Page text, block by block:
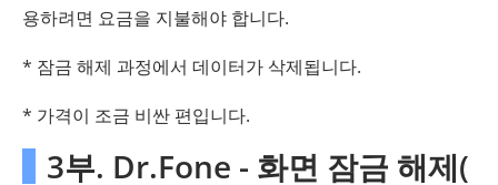
용하려면 요금을 지불해야 합니다.
* 잠금 해제 과정에서 데이터가 삭제됩니다.
* 가격이 조금 비싼 편입니다.
3부. Dr.Fone - 화면 잠금 해제(